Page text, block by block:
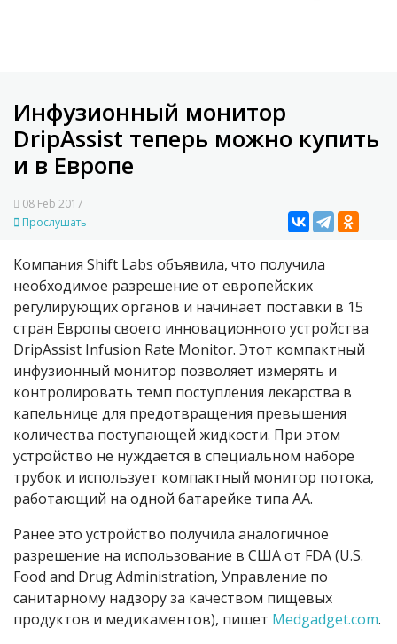
Инфузионный монитор
DripAssist теперь можно купить
и в Европе
08 Feb 2017
Прослушать
Компания Shift Labs объявила, что получила
необходимое разрешение от европейских
регулирующих органов и начинает поставки в 15
стран Европы своего инновационного устройства
DripAssist Infusion Rate Monitor. Этот компактный
инфузионный монитор позволяет измерять и
контролировать темп поступления лекарства в
капельнице для предотвращения превышения
количества поступающей жидкости. При этом
устройство не нуждается в специальном наборе
трубок и использует компактный монитор потока,
работающий на одной батарейке типа АА.
Ранее это устройство получила аналогичное
разрешение на использование в США от FDA (U.S.
Food and Drug Administration, Управление по
санитарному надзору за качеством пищевых
продуктов и медикаментов), пишет Medgadget.com.